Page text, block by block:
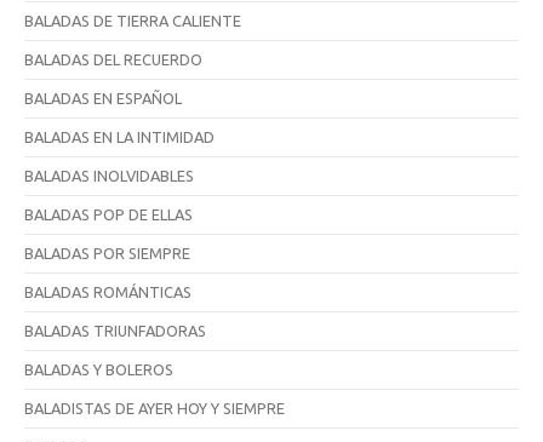
BALADAS DE TIERRA CALIENTE
BALADAS DEL RECUERDO
BALADAS EN ESPAÑOL
BALADAS EN LA INTIMIDAD
BALADAS INOLVIDABLES
BALADAS POP DE ELLAS
BALADAS POR SIEMPRE
BALADAS ROMÁNTICAS
BALADAS TRIUNFADORAS
BALADAS Y BOLEROS
BALADISTAS DE AYER HOY Y SIEMPRE